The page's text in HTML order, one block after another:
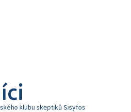
klubu skeptiků Sisyfos